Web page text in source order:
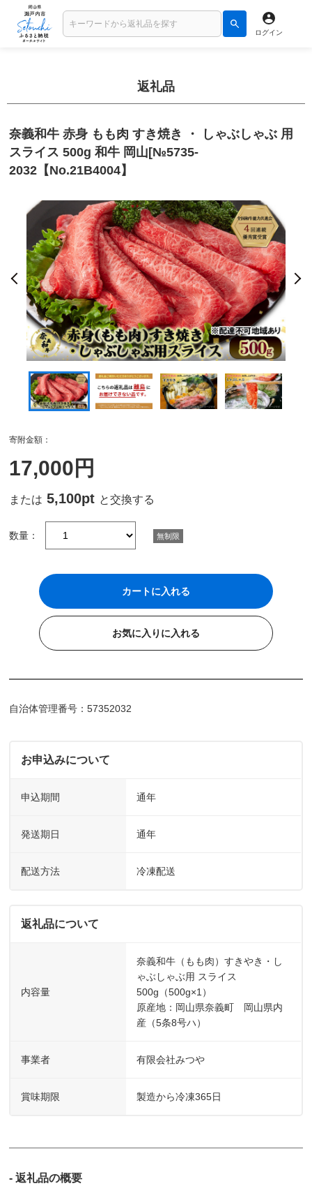
ログイン
返礼品
奈義和牛 赤身 もも肉 すき焼き ・ しゃぶしゃぶ 用
スライス 500g 和牛 岡山[№5735-
2032【No.21B4004】
寄附金額：
17,000円
または 5,100pt と交換する
数量： 無制限
カートに入れる
お気に入りに入れる
自治体管理番号：57352032
お申込みについて
申込期間 通年
発送期日 通年
配送方法 冷凍配送
返礼品について
内容量
奈義和牛（もも肉）すきやき・し
ゃぶしゃぶ用 スライス
500g（500g×1）
原産地：岡山県奈義町 岡山県内
産（5条8号ハ）
事業者 有限会社みつや
賞味期限 製造から冷凍365日
- 返礼品の概要